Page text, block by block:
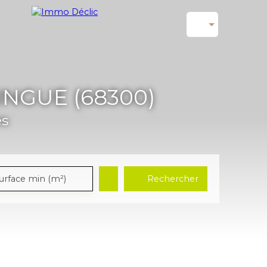
(68300)
min (m²) Rechercher